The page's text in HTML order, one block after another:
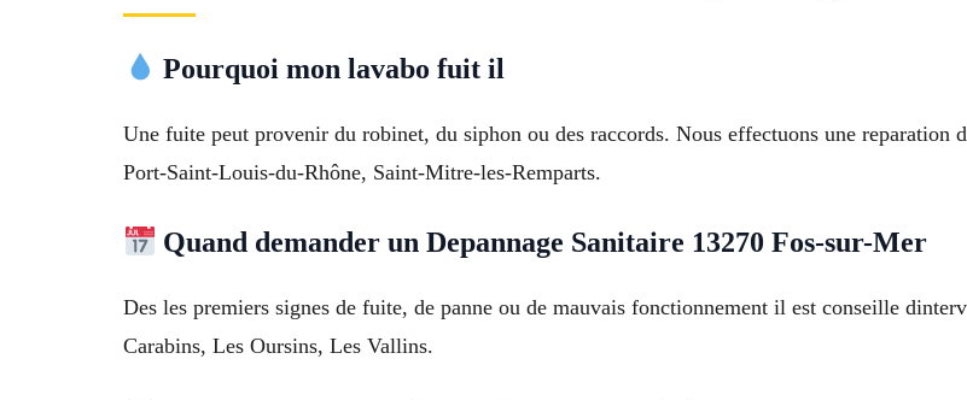
Pourquoi mon lavabo fuit il
Une fuite peut provenir du robinet, du siphon ou des raccords. Nous effectuons une reparation
Port-Saint-Louis-du-Rhône, Saint-Mitre-les-Remparts.
Quand demander un Depannage Sanitaire 13270 Fos-sur-Mer
Des les premiers signes de fuite, de panne ou de mauvais fonctionnement il est conseille
Carabins, Les Oursins, Les Vallins.